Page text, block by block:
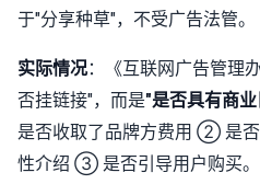
于"分享种草"，不受广告法管。
实际情况：《互联网广告管理
否挂链接"，而是"是否具有商
是否收取了品牌方费用 ② 是
性介绍 ③ 是否引导用户购买